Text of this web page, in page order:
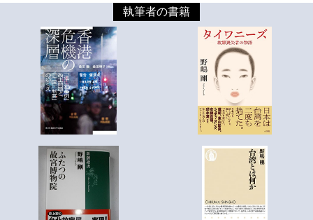
執筆者の書籍